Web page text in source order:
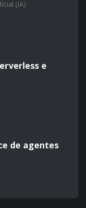
(IA)
e
de agentes